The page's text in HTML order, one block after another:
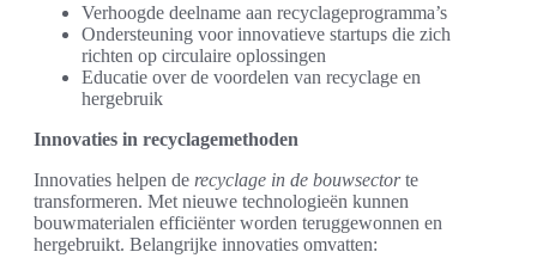
Verhoogde deelname aan recyclageprogramma’s
Ondersteuning voor innovatieve startups die zich
richten op circulaire oplossingen
Educatie over de voordelen van recyclage en
hergebruik
Innovaties in recyclagemethoden
Innovaties helpen de recyclage in de bouwsectorte
transformeren. Met nieuwe technologieën kunnen
bouwmaterialen efficiënter worden teruggewonnen en
hergebruikt. Belangrijke innovaties omvatten: